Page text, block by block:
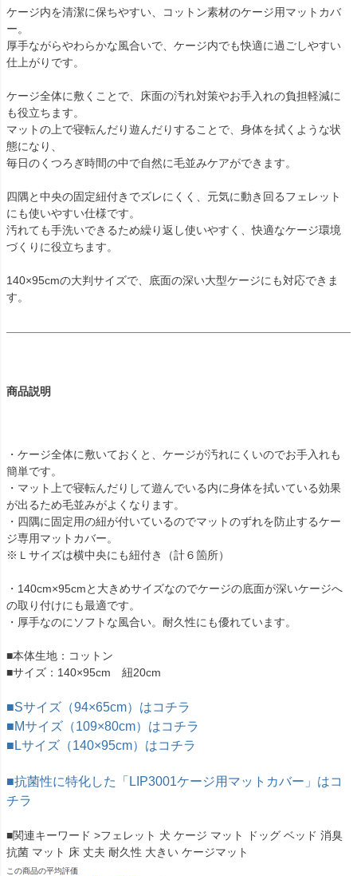
ケージ内を清潔に保ちやすい、コットン素材のケージ用マットカバ
ー。
厚手ながらやわらかな風合いで、ケージ内でも快適に過ごしやすい
仕上がりです。
ケージ全体に敷くことで、床面の汚れ対策やお手入れの負担軽減に
も役立ちます。
マットの上で寝転んだり遊んだりすることで、身体を拭くような状
態になり、
毎日のくつろぎ時間の中で自然に毛並みケアができます。
四隅と中央の固定紐付きでズレにくく、元気に動き回るフェレット
にも使いやすい仕様です。
汚れても手洗いできるため繰り返し使いやすく、快適なケージ環境
づくりに役立ちます。
140×95cmの大判サイズで、底面の深い大型ケージにも対応できま
す。
商品説明
・ケージ全体に敷いておくと、ケージが汚れにくいのでお手入れも
簡単です。
・マット上で寝転んだりして遊んでいる内に身体を拭いている効果
が出るため毛並みがよくなります。
・四隅に固定用の紐が付いているのでマットのずれを防止するケー
ジ専用マットカバー。
※Ｌサイズは横中央にも紐付き（計６箇所）
・140cm×95cmと大きめサイズなのでケージの底面が深いケージへ
の取り付けにも最適です。
・厚手なのにソフトな風合い。耐久性にも優れています。
■本体生地：コットン
■サイズ：140×95cm 紐20cm
■Sサイズ（94×65cm）はコチラ
■Mサイズ（109×80cm）はコチラ
■Lサイズ（140×95cm）はコチラ
■抗菌性に特化した「LIP3001ケージ用マットカバー」はコ
チラ
■関連キーワード >フェレット 犬 ケージ マット ドッグ ベッド 消臭
抗菌 マット 床 丈夫 耐久性 大きい ケージマット